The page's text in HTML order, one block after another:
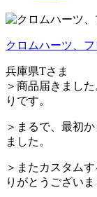
クロムハーツ、
兵庫県Tさま
＞商品届きまし
りです。
＞まるで、最初
ました。
＞またカスタム
りがとうございま